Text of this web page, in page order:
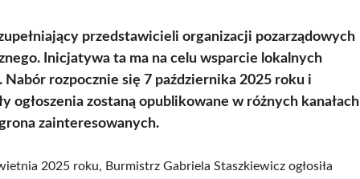
przedstawicieli organizacji pozarządowych
Inicjatywa ta ma na celu wsparcie lokalnych
Nabór rozpocznie się 7 października 2025 roku i
ogłoszenia zostaną opublikowane w różnych kanałach
zainteresowanych.
2025 roku, Burmistrz Gabriela Staszkiewicz ogłosiła